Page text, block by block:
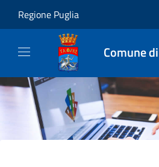
Regione Puglia
Comune